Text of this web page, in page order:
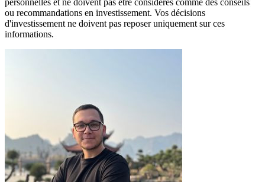
personnelles et ne doivent pas être considérés comme des conseils
ou recommandations en investissement. Vos décisions
d'investissement ne doivent pas reposer uniquement sur ces
informations.